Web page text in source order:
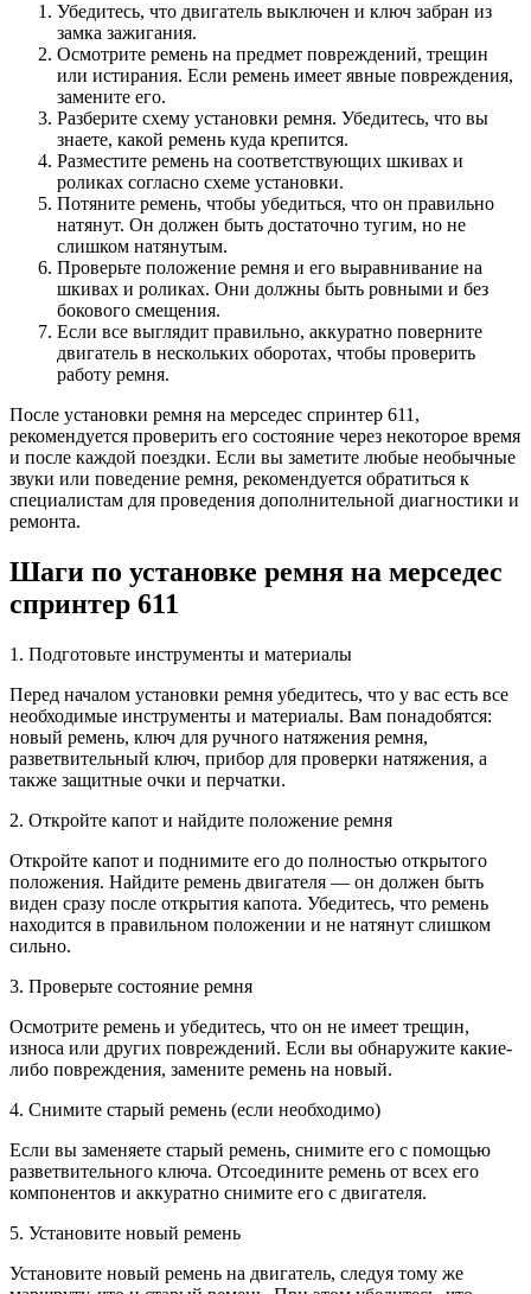
Убедитесь, что двигатель выключен и ключ забран из
замка зажигания.
Осмотрите ремень на предмет повреждений, трещин
или истирания. Если ремень имеет явные повреждения,
замените его.
Разберите схему установки ремня. Убедитесь, что вы
знаете, какой ремень куда крепится.
Разместите ремень на соответствующих шкивах и
роликах согласно схеме установки.
Потяните ремень, чтобы убедиться, что он правильно
натянут. Он должен быть достаточно тугим, но не
слишком натянутым.
Проверьте положение ремня и его выравнивание на
шкивах и роликах. Они должны быть ровными и без
бокового смещения.
Если все выглядит правильно, аккуратно поверните
двигатель в нескольких оборотах, чтобы проверить
работу ремня.
После установки ремня на мерседес спринтер 611,
рекомендуется проверить его состояние через некоторое время
и после каждой поездки. Если вы заметите любые необычные
звуки или поведение ремня, рекомендуется обратиться к
специалистам для проведения дополнительной диагностики и
ремонта.
Шаги по установке ремня на мерседес
спринтер 611
1. Подготовьте инструменты и материалы
Перед началом установки ремня убедитесь, что у вас есть все
необходимые инструменты и материалы. Вам понадобятся:
новый ремень, ключ для ручного натяжения ремня,
разветвительный ключ, прибор для проверки натяжения, а
также защитные очки и перчатки.
2. Откройте капот и найдите положение ремня
Откройте капот и поднимите его до полностью открытого
положения. Найдите ремень двигателя — он должен быть
виден сразу после открытия капота. Убедитесь, что ремень
находится в правильном положении и не натянут слишком
сильно.
3. Проверьте состояние ремня
Осмотрите ремень и убедитесь, что он не имеет трещин,
износа или других повреждений. Если вы обнаружите какие-
либо повреждения, замените ремень на новый.
4. Снимите старый ремень (если необходимо)
Если вы заменяете старый ремень, снимите его с помощью
разветвительного ключа. Отсоедините ремень от всех его
компонентов и аккуратно снимите его с двигателя.
5. Установите новый ремень
Установите новый ремень на двигатель, следуя тому же